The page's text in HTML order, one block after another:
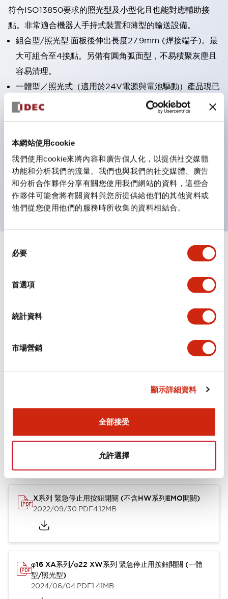
本網站使用cookie
我們使用cookie來將內容和廣告個人化，以提供社交媒體
功能和分析我們的流量。我們也與我們的社交媒體、廣告
和分析合作夥伴分享有關您使用我們網站的資料，這些合
作夥伴可能會將有關資料與您所提供給他們的其他資料或
他們從您使用他們的服務時所收集的資料相結合。
必要
首選項
統計資料
市場營銷
顯示詳細資料
全部接受
允許選擇
符合ISO13850要求的照光型及小型化且也能對應輔助接
點。非常適合機器人手持式裝置和薄型的輸送設備。
組合型/照光型:面板後伸出長度27.9mm (焊接端子)。最
大可組合至4接點。另備有圓角弧面型，不易積聚灰塵且
容易清理。
一體型／照光式（適用於24V電源與電池驅動）產品現已
上市。
直接開路動作功能（符合IEC60947-5-5；5.2項、
安全鎖定結構（IEC60947-5-5；6.2項）。
保護等級：IP65、IP67※（IEC60529）、
IP69K※(ISO20653)、UL Type 4X※
※2024年1月販售機種
規格 顯示全部+
審美規範
使用說明書 CAD檔
X系列 緊急停止用按鈕開關 (不含HW系列EMO開關)
2022/09/30.PDF4.12MB
φ16 XA系列/φ22 XW系列 緊急停止用按鈕開關 (一體
型/照光型)
2024/06/04.PDF1.41MB